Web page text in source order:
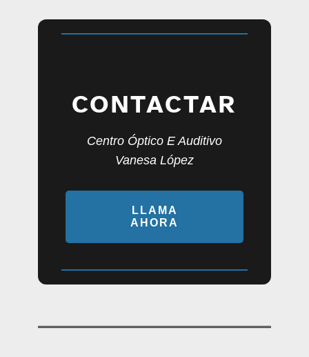
CONTACTAR
Centro Óptico E Auditivo
Vanesa López
LLAMA
AHORA